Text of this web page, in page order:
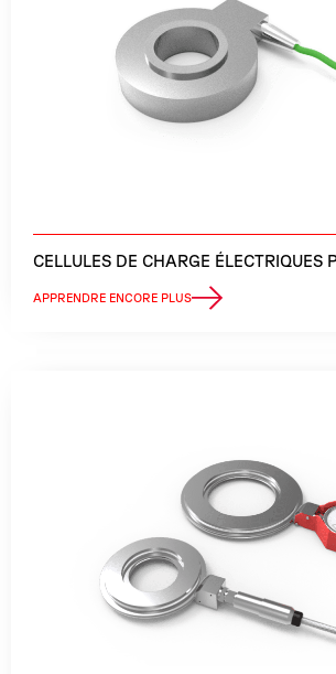
CELLULES DE CHARGE ÉLECTRIQUES
APPRENDRE ENCORE PLUS